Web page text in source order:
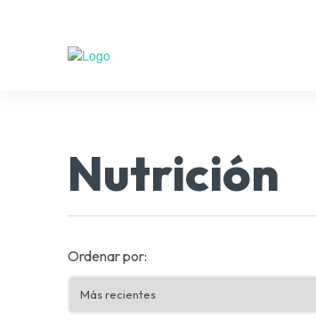
Nutrición
Ordenar por: